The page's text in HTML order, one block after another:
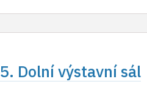
5. Dolní výstavní sál